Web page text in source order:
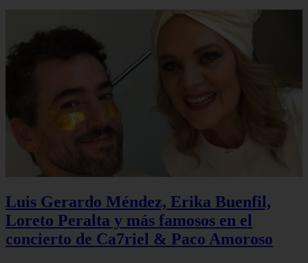
Luis Gerardo Méndez, Erika Buenfil,
Loreto Peralta y más famosos en el
concierto de Ca7riel & Paco Amoroso